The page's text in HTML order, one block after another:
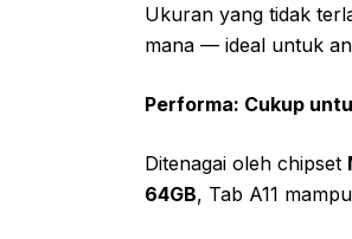
Ukuran yang tidak
mana — ideal untuk
Performa: Cukup
Ditenagai oleh chipset
64GB, Tab A11